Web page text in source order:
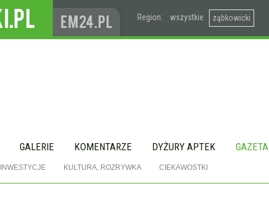
Region: wszystkie ząbkowicki
GALERIE KOMENTARZE DYŻURY APTEK GAZETA
INWESTYCJE KULTURA, ROZRYWKA CIEKAWOSTKI